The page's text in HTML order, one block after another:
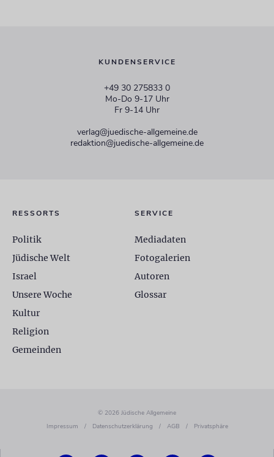
KUNDENSERVICE
+49 30 275833 0
Mo-Do 9-17 Uhr
Fr 9-14 Uhr
verlag@juedische-allgemeine.de
redaktion@juedische-allgemeine.de
RESSORTS
Politik
Jüdische Welt
Israel
Unsere Woche
Kultur
Religion
Gemeinden
SERVICE
Mediadaten
Fotogalerien
Autoren
Glossar
© 2026 Jüdische Allgemeine
Impressum
/ Datenschutzerklärung / AGB / Privatsphäre